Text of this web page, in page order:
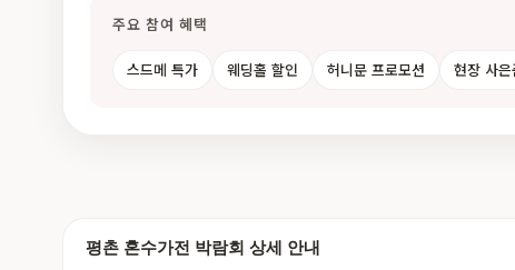
주요 참여 혜택
스드메 특가 웨딩홀 할인 허니문 프로모션 현장 사은
평촌 혼수가전 박람회 상세 안내